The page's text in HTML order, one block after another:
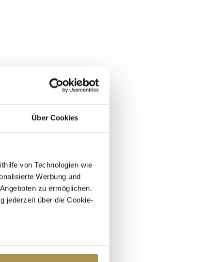
Über Cookies
von Technologien wie
Werbung und
zu ermöglichen.
jederzeit über die Cookie-
sein können